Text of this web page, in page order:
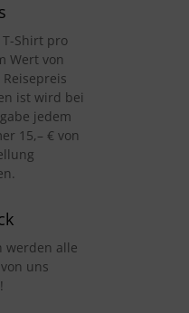
Shirt pro
Wert von
Reisepreis
ist wird bei
jedem
15,– € von
werden alle
uns